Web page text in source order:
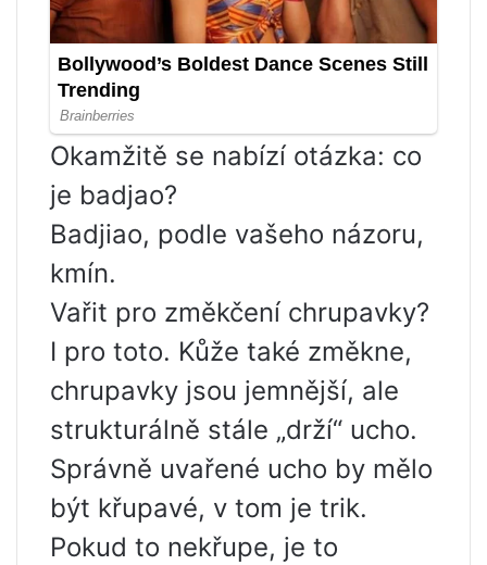
Okamžitě se nabízí otázka: co
je badjao?
Badjiao, podle vašeho názoru,
kmín.
Vařit pro změkčení chrupavky?
I pro toto. Kůže také změkne,
chrupavky jsou jemnější, ale
strukturálně stále „drží“ ucho.
Správně uvařené ucho by mělo
být křupavé, v tom je trik.
Pokud to nekřupe, je to